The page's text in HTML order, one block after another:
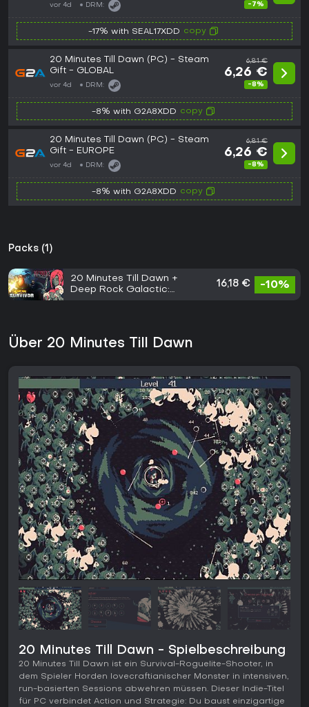
vor 4d DRM: -7%
-17% with SEAL17XDD copy
20 Minutes Till Dawn (PC) - Steam
Gift - GLOBAL
vor 4d DRM:
6,81 €
6,26 €
-8%
-8% with G2A8XDD copy
20 Minutes Till Dawn (PC) - Steam
Gift - EUROPE
vor 4d DRM:
6,81 €
6,26 €
-8%
-8% with G2A8XDD copy
Packs (1)
20 Minutes Till Dawn +
Deep Rock Galactic:
16,18 € -10%
Über 20 Minutes Till Dawn
20 Minutes Till Dawn - Spielbeschreibung
20 Minutes Till Dawn ist ein Survival-Roguelite-Shooter, in
dem Spieler Horden lovecraftianischer Monster in intensiven,
run-basierten Sessions abwehren müssen. Dieser Indie-Titel
für PC verbindet Action und Strategie: Du baust einzigartige